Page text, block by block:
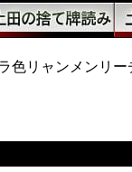
色リャンメンリー